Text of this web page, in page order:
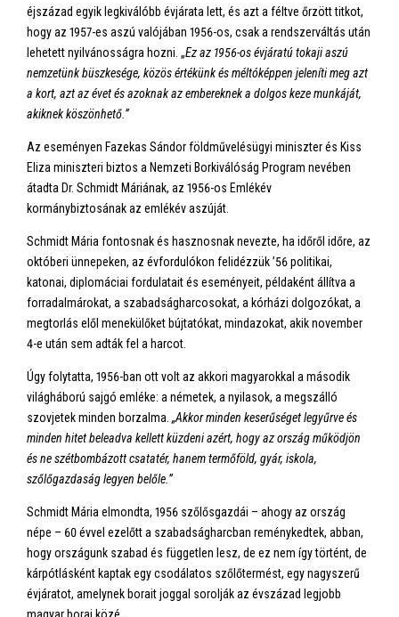
éjszázad egyik legkiválóbb évjárata lett, és azt a féltve őrzött titkot,
hogy az 1957-es aszú valójában 1956-os, csak a rendszerváltás után
lehetett nyilvánosságra hozni. „Ez az 1956-os évjáratú tokaji aszú
nemzetünk büszkesége, közös értékünk és méltóképpen jeleníti meg azt
a kort, azt az évet és azoknak az embereknek a dolgos keze munkáját,
akiknek köszönhető.”
Az eseményen Fazekas Sándor földművelésügyi miniszter és Kiss
Eliza miniszteri biztos a Nemzeti Borkiválóság Program nevében
átadta Dr. Schmidt Máriának, az 1956-os Emlékév
kormánybiztosának az emlékév aszúját.
Schmidt Mária fontosnak és hasznosnak nevezte, ha időről időre, az
októberi ünnepeken, az évfordulókon felidézzük ’56 politikai,
katonai, diplomáciai fordulatait és eseményeit, példaként állítva a
forradalmárokat, a szabadságharcosokat, a kórházi dolgozókat, a
megtorlás elől menekülőket bújtatókat, mindazokat, akik november
4-e után sem adták fel a harcot.
Úgy folytatta, 1956-ban ott volt az akkori magyarokkal a második
világháború sajgó emléke: a németek, a nyilasok, a megszálló
szovjetek minden borzalma. „Akkor minden keserűséget legyűrve és
minden hitet beleadva kellett küzdeni azért, hogy az ország működjön
és ne szétbombázott csatatér, hanem termőföld, gyár, iskola,
szőlőgazdaság legyen belőle.”
Schmidt Mária elmondta, 1956 szőlősgazdái – ahogy az ország
népe – 60 évvel ezelőtt a szabadságharcban reménykedtek, abban,
hogy országunk szabad és független lesz, de ez nem így történt, de
kárpótlásként kaptak egy csodálatos szőlőtermést, egy nagyszerű
évjáratot, amelynek borait joggal sorolják az évszázad legjobb